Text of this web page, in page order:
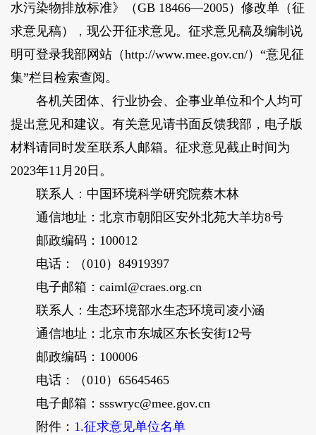
水污染物排放标准》（GB 18466—2005）修改单（征
求意见稿），现公开征求意见。征求意见稿及编制说
明可登录我部网站（http://www.mee.gov.cn/）“意见征
集”栏目检索查阅。
各机关团体、行业协会、企事业单位和个人均可
提出意见和建议。有关意见请书面反馈我部，电子版
材料请同时发至联系人邮箱。征求意见截止时间为
2023年11月20日。
联系人：中国环境科学研究院蔡木林
通信地址：北京市朝阳区安外北苑大羊坊8号
邮政编码：100012
电话：（010）84919397
电子邮箱：caiml@craes.org.cn
联系人：生态环境部水生态环境司凌小涵
通信地址：北京市东城区东长安街12号
邮政编码：100006
电话：（010）65645465
电子邮箱：ssswryc@mee.gov.cn
附件： 1.征求意见单位名单